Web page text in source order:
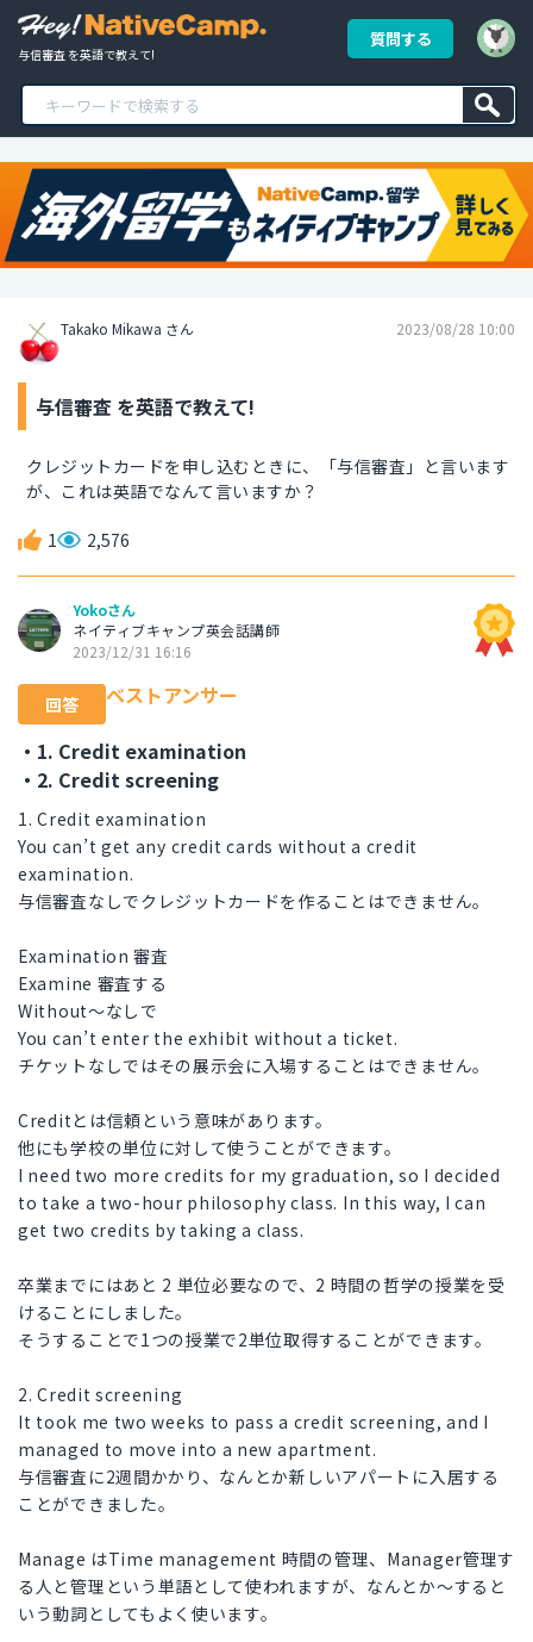
与信審査 を英語で教えて!
質問する
Takako Mikawa さん 2023/08/28 10:00
与信審査 を英語で教えて!
クレジットカードを申し込むときに、「与信審査」と言います
が、これは英語でなんて言いますか？
1 2,576
Yokoさん
ネイティブキャンプ英会話講師
2023/12/31 16:16
回答
ベストアンサー
・1. Credit examination
・2. Credit screening
1. Credit examination
You can’t get any credit cards without a credit
examination.
与信審査なしでクレジットカードを作ることはできません。
Examination 審査
Examine 審査する
Without〜なしで
You can’t enter the exhibit without a ticket.
チケットなしではその展示会に入場することはできません。
Creditとは信頼という意味があります。
他にも学校の単位に対して使うことができます。
I need two more credits for my graduation, so I decided
to take a two-hour philosophy class. In this way, I can
get two credits by taking a class.
卒業までにはあと 2 単位必要なので、2 時間の哲学の授業を受
けることにしました。
そうすることで1つの授業で2単位取得することができます。
2. Credit screening
It took me two weeks to pass a credit screening, and I
managed to move into a new apartment.
与信審査に2週間かかり、なんとか新しいアパートに入居する
ことができました。
Manage はTime management 時間の管理、Manager管理す
る人と管理という単語として使われますが、なんとか〜すると
いう動詞としてもよく使います。